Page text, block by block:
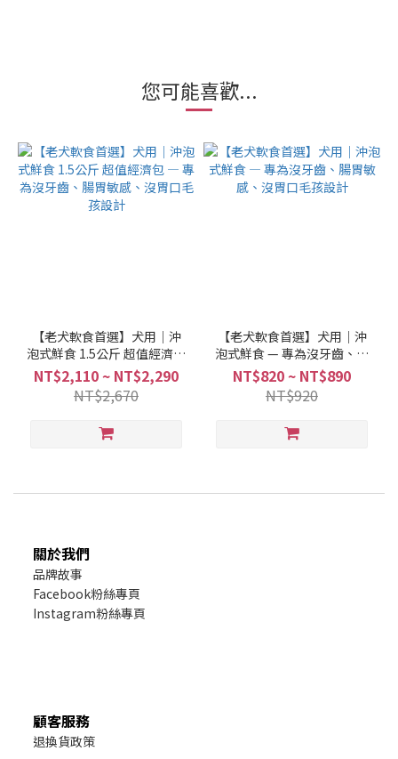
您可能喜歡...
【老犬軟食首選】犬用｜沖
泡式鮮食 1.5公斤 超值經濟包
— 專為沒牙齒、腸胃敏感、
沒胃口毛孩設計
NT$2,110 ~ NT$2,290
NT$2,670
【老犬軟食首選】犬用｜沖
泡式鮮食 — 專為沒牙齒、腸
胃敏感、沒胃口毛孩設計
NT$820 ~ NT$890
NT$920
關於我們
品牌故事
Facebook粉絲專頁
Instagram粉絲專頁
顧客服務
退換貨政策